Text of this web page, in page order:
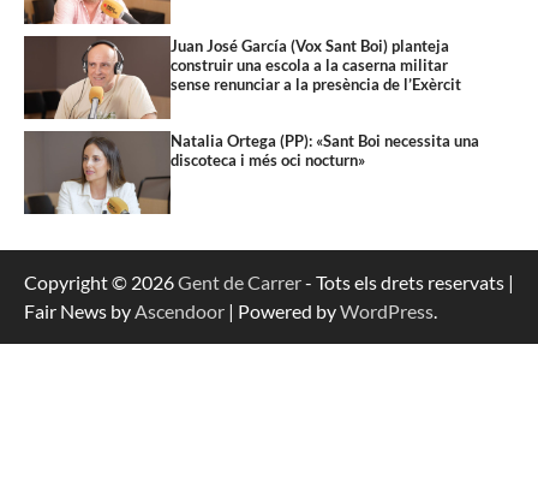
Juan José García (Vox Sant Boi) planteja
construir una escola a la caserna militar
sense renunciar a la presència de l’Exèrcit
Natalia Ortega (PP): «Sant Boi necessita una
discoteca i més oci nocturn»
Copyright © 2026Gent de Carrer- Tots els drets reservats |
Fair News byAscendoor | Powered byWordPress.